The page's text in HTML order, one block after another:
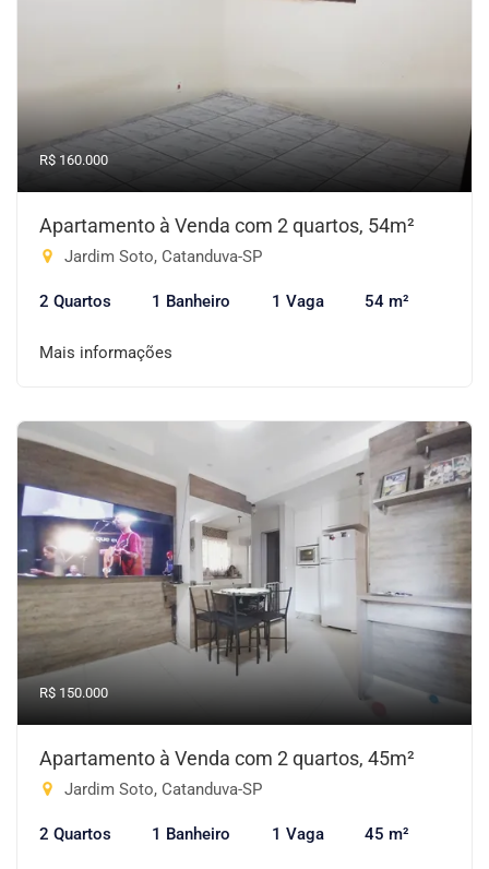
R$ 160.000
Apartamento à Venda com 2 quartos, 54m²
Jardim Soto, Catanduva-SP
2 Quartos 1 Banheiro 1 Vaga 54 m²
Mais informações
R$ 150.000
Apartamento à Venda com 2 quartos, 45m²
Jardim Soto, Catanduva-SP
2 Quartos 1 Banheiro 1 Vaga 45 m²